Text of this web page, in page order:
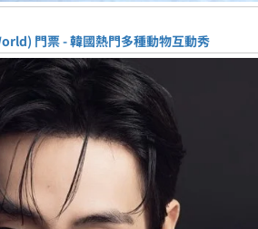
門票 - 韓國熱門多種動物互動秀